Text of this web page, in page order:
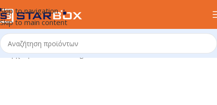
Skip to navigation
Skip to main content
Αρχική σελίδα/uncategorized